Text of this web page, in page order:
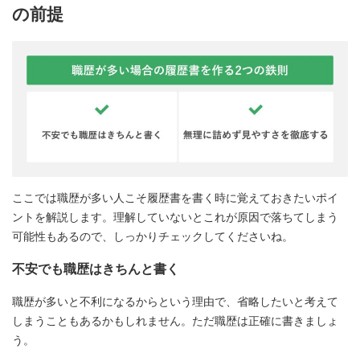
の前提
ここでは職歴が多い人こそ履歴書を書く時に覚えておきたいポイ
ントを解説します。理解していないとこれが原因で落ちてしまう
可能性もあるので、しっかりチェックしてくださいね。
不安でも職歴はきちんと書く
職歴が多いと不利になるからという理由で、省略したいと考えて
しまうこともあるかもしれません。ただ職歴は正確に書きましょ
う。